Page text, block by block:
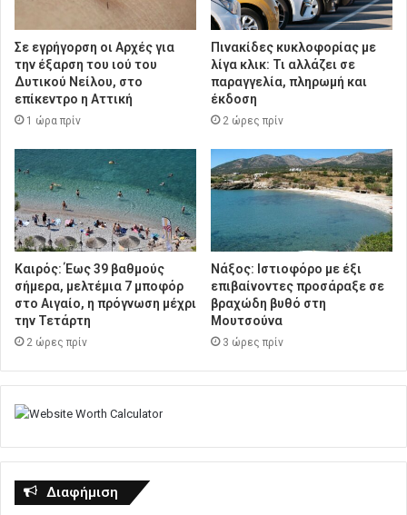
Σε εγρήγορση οι Αρχές για
την έξαρση του ιού του
Δυτικού Νείλου, στο
επίκεντρο η Αττική
1 ώρα πρίν
Πινακίδες κυκλοφορίας με
λίγα κλικ: Τι αλλάζει σε
παραγγελία, πληρωμή και
έκδοση
2 ώρες πρίν
Καιρός: Έως 39 βαθμούς
σήμερα, μελτέμια 7 μποφόρ
στο Αιγαίο, η πρόγνωση μέχρι
την Τετάρτη
2 ώρες πρίν
Νάξος: Ιστιοφόρο με έξι
επιβαίνοντες προσάραξε σε
βραχώδη βυθό στη
Μουτσούνα
3 ώρες πρίν
Διαφήμιση